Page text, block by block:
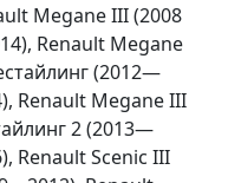
Megane III (2008
Renault Megane
(2012—
Renault Megane III
2 (2013—
Renault Scenic III